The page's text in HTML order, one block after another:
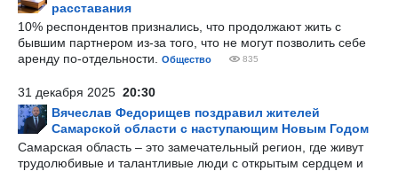
расставания
10% респондентов признались, что продолжают жить с
бывшим партнером из-за того, что не могут позволить себе
аренду по-отдельности.
Общество 835
31 декабря 2025 20:30
Вячеслав Федорищев поздравил жителей
Самарской области с наступающим Новым Годом
Самарская область – это замечательный регион, где живут
трудолюбивые и талантливые люди с открытым сердцем и